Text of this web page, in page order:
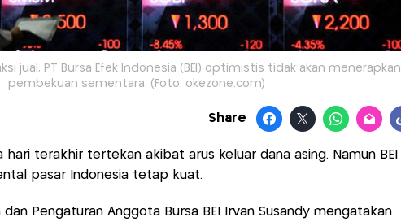
jual, PT Bursa Efek Indonesia (BEI) optimistis tidak akan menerapkan
pembekuan sementara. (Foto: okezone.com)
Share
hari terakhir tertekan akibat arus keluar dana asing. Namun BEI
pasar Indonesia tetap kuat.
Pengaturan Anggota Bursa BEI Irvan Susandy mengatakan